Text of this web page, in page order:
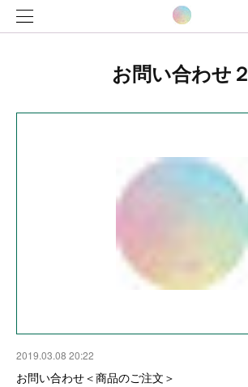
お問い合わせ２
2019.03.08 20:22
お問い合わせ＜商品のご注文＞